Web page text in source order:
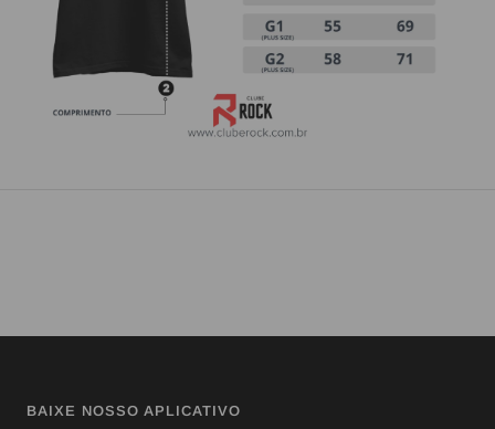
BAIXE NOSSO APLICATIVO